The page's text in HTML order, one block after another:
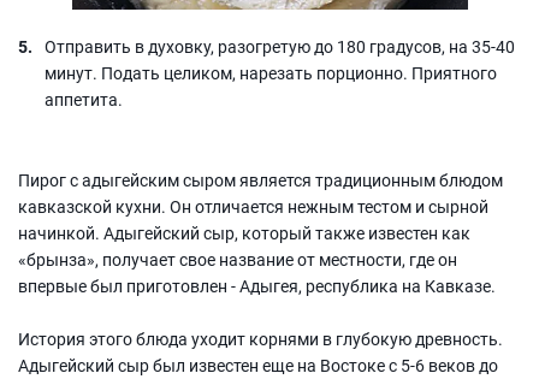
Отправить в духовку, разогретую до 180 градусов, на 35-40
минут. Подать целиком, нарезать порционно. Приятного
аппетита.
Пирог с адыгейским сыром является традиционным блюдом
кавказской кухни. Он отличается нежным тестом и сырной
начинкой. Адыгейский сыр, который также известен как
«брынза», получает свое название от местности, где он
впервые был приготовлен - Адыгея, республика на Кавказе.
История этого блюда уходит корнями в глубокую древность.
Адыгейский сыр был известен еще на Востоке с 5-6 веков до